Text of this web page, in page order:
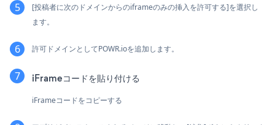
[投稿者に次のドメインからのiframeのみの挿入を許可する]を選択し
ます。
許可ドメインとしてPOWR.ioを追加します。
iFrameコードを貼り付ける
iFrameコードをコピーする